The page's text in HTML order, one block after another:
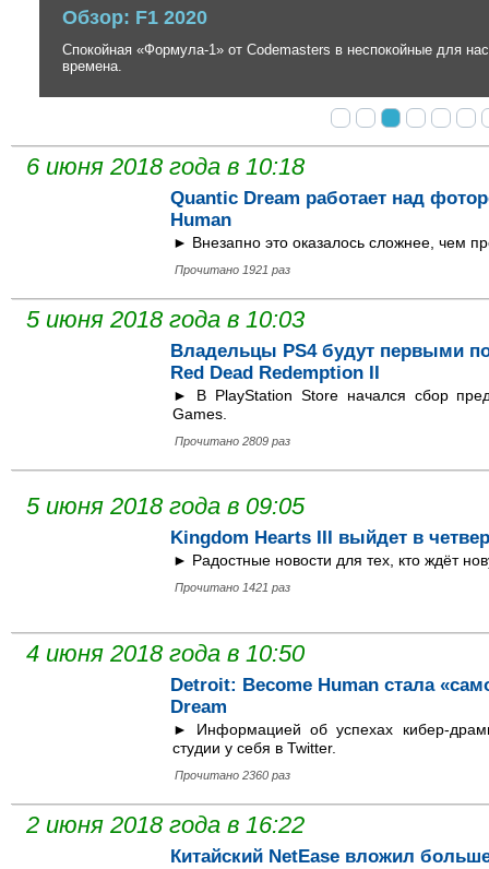
Спокойная «Формула-1» от Codemasters в неспокойные для
времена.
6 июня 2018 года в 10:18
Quantic Dream работает над
Human
► Внезапно это оказалось сложнее, чем
Прочитано 1921 раз
5 июня 2018 года в 10:03
Владельцы PS4 будут первыми
Red Dead Redemption II
► В PlayStation Store начался сбор
Games.
Прочитано 2809 раз
5 июня 2018 года в 09:05
Kingdom Hearts III выйдет в
► Радостные новости для тех, кто ждёт
Прочитано 1421 раз
4 июня 2018 года в 10:50
Detroit: Become Human стала
Dream
► Информацией об успехах кибер-
студии у себя в Twitter.
Прочитано 2360 раз
2 июня 2018 года в 16:22
Китайский NetEase вложил